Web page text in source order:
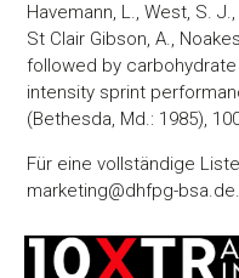
Havemann, L., West, S.
St Clair Gibson, A.,
followed by
intensity sprint
(Bethesda, Md.: 1985),
Für eine vollständige
marketing@dhfpg-bsa.de.